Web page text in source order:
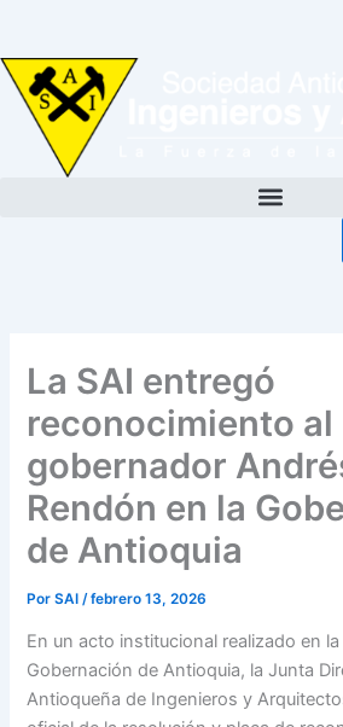
contenido
La SAI entregó
reconocimiento al
gobernador
Rendón en la
de Antioquia
PorSAI /febrero 13, 2026
En un acto institucional realizado en la
Gobernación de Antioquia, la Junta
Antioqueña de Ingenieros y